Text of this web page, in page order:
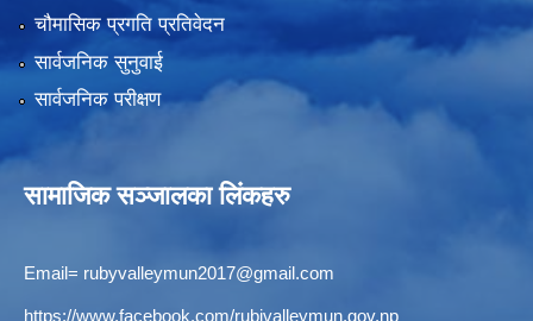
चौमासिक प्रगति प्रतिवेदन
सार्वजनिक सुनुवाई
सार्वजनिक परीक्षण
सामाजिक सञ्जालका लिंकहरु
Email= rubyvalleymun2017@gmail.com
https://www.facebook.com/rubivalleymun.gov.np